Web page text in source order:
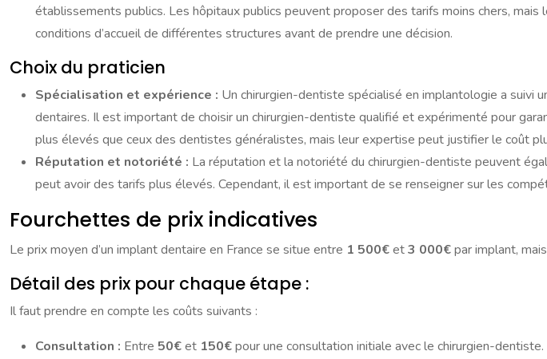
établissements publics. Les hôpitaux publics peuvent proposer des tarifs moins chers,
conditions d’accueil de différentes structures avant de prendre une décision.
Choix du praticien
Spécialisation et expérience : Un chirurgien-dentiste spécialisé en implantologie a suivi
dentaires. Il est important de choisir un chirurgien-dentiste qualifié et expérimenté pour
plus élevés que ceux des dentistes généralistes, mais leur expertise peut justifier le coût
Réputation et notoriété : La réputation et la notoriété du chirurgien-dentiste peuvent
peut avoir des tarifs plus élevés. Cependant, il est important de se renseigner sur les
Fourchettes de prix indicatives
Le prix moyen d’un implant dentaire en France se situe entre 1 500€et3 000€par implant,
Détail des prix pour chaque étape :
Il faut prendre en compte les coûts suivants :
Consultation : Entre 50€et 150€pour une consultation initiale avec le chirurgien-dentiste.